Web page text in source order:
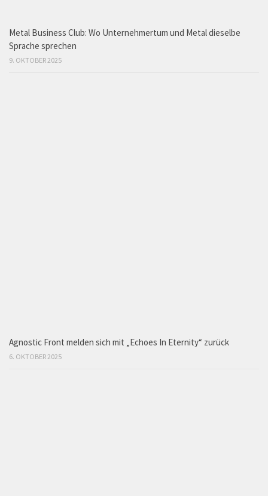
Metal Business Club: Wo Unternehmertum und Metal dieselbe
Sprache sprechen
9. OKTOBER 2025
Agnostic Front melden sich mit „Echoes In Eternity“ zurück
6. OKTOBER 2025